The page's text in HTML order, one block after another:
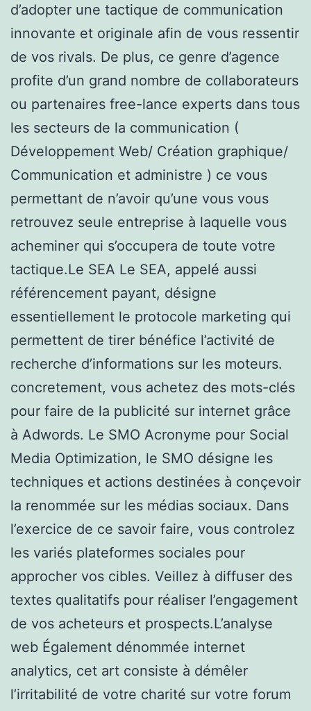
d’adopter une tactique de communication
innovante et originale afin de vous ressentir
de vos rivals. De plus, ce genre d’agence
profite d’un grand nombre de collaborateurs
ou partenaires free-lance experts dans tous
les secteurs de la communication (
Développement Web/ Création graphique/
Communication et administre ) ce vous
permettant de n’avoir qu’une vous vous
retrouvez seule entreprise à laquelle vous
acheminer qui s’occupera de toute votre
tactique.Le SEA Le SEA, appelé aussi
référencement payant, désigne
essentiellement le protocole marketing qui
permettent de tirer bénéfice l’activité de
recherche d’informations sur les moteurs.
concretement, vous achetez des mots-clés
pour faire de la publicité sur internet grâce
à Adwords. Le SMO Acronyme pour Social
Media Optimization, le SMO désigne les
techniques et actions destinées à conçevoir
la renommée sur les médias sociaux. Dans
l’exercice de ce savoir faire, vous controlez
les variés plateformes sociales pour
approcher vos cibles. Veillez à diffuser des
textes qualitatifs pour réaliser l’engagement
de vos acheteurs et prospects.L’analyse
web Également dénommée internet
analytics, cet art consiste à démêler
l’irritabilité de votre charité sur votre forum